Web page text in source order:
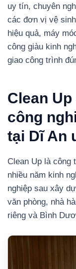
uy tín, chuyên
các đơn vị vệ
hiệu quả, máy
công giàu kinh
giao công trình
Clean
công
tại Dĩ An
Clean Up là công
nhiều năm kinh
nghiệp sau xây
văn phòng, nhà
riêng và Bình